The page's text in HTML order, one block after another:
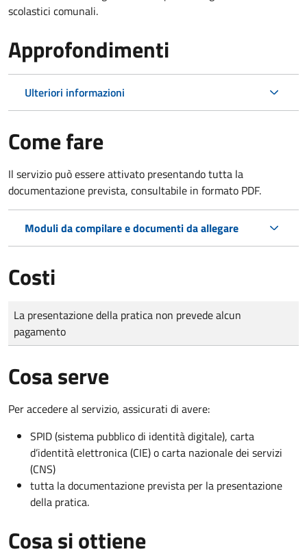
scolastici comunali.
Approfondimenti
Ulteriori informazioni
Come fare
Il servizio può essere attivato presentando tutta la
documentazione prevista, consultabile in formato PDF.
Moduli da compilare e documenti da allegare
Costi
Tipo di pagamento
Importo
La presentazione della pratica non prevede alcun
pagamento
Cosa serve
Per accedere al servizio, assicurati di avere:
SPID (sistema pubblico di identità digitale), carta
d’identità elettronica (CIE) o carta nazionale dei servizi
(CNS)
tutta la documentazione prevista per la presentazione
della pratica.
Cosa si ottiene